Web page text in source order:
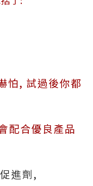
怕, 試過後你都
配合優良產品
進劑,